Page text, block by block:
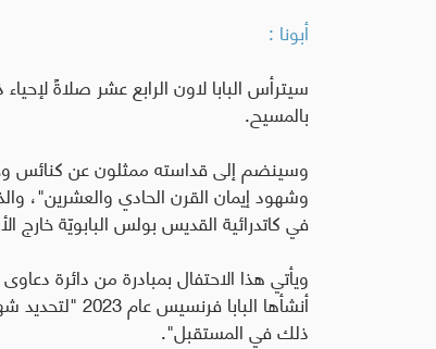
أبونا :
سيترأس البابا لاون الرابع عشر صلاةً
بالمسيح.
وسينضم إلى قداسته ممثلون عن كنائس
في كاتدرائية القديس بولس البابويّة خارج
ويأتي هذا الاحتفال بمبادرة من دائرة
أنشأها
ذلك في المستقبل".